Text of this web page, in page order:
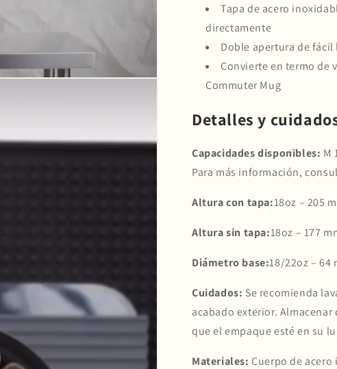
Tapa de acero
directamente
Doble apertura de
Convierte en termo de
Commuter Mug
Detalles y
Capacidades disponibles: M
Para más información,
Altura con tapa:18oz – 205
Altura sin tapa:18oz – 177
Diámetro base:18/22oz – 64
Cuidados: Se recomienda
acabado exterior.
que el empaque esté en su
Materiales: Cuerpo de
Compra ahora y paga a meses sin
tarjeta de crédito
elige pagar con
3 otros medios.